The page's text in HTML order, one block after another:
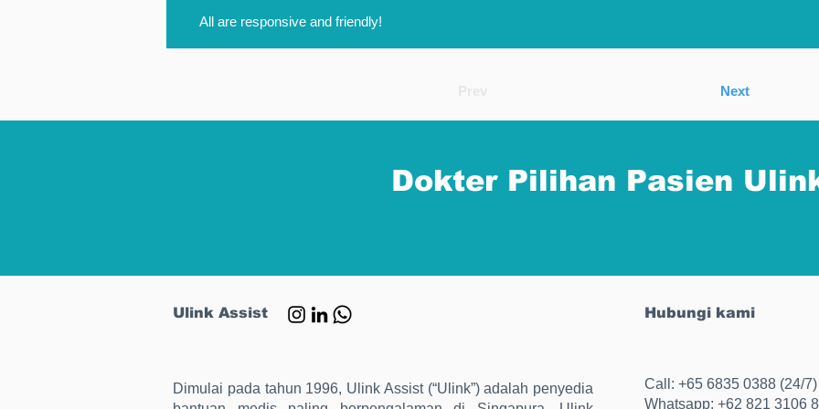
All are responsive and friendly!
Next
Dokter Pilihan Pasien
Ulink Assist
Dimulai pada tahun 1996, Ulink Assist (“Ulink”) adalah penyedia
Hubungi kami
Call: +65 6835 0388 (24/7)
Whatsapp: +62 821 3106